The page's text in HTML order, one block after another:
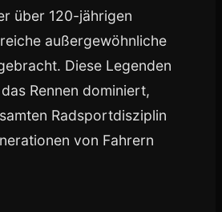
über 120-jährigen
außergewöhnliche
Diese Legenden
Rennen dominiert,
Radsportdisziplin
von Fahrern